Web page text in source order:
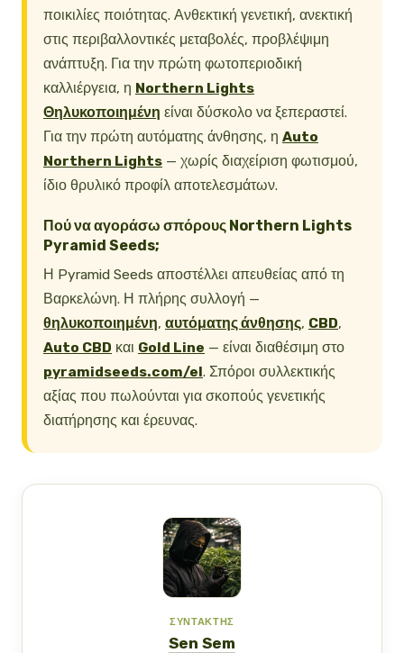
ποικιλίες ποιότητας. Ανθεκτική γενετική, ανεκτική
στις περιβαλλοντικές μεταβολές, προβλέψιμη
ανάπτυξη. Για την πρώτη φωτοπεριοδική
καλλιέργεια, η Northern Lights
Θηλυκοποιημένη είναι δύσκολο να ξεπεραστεί.
Για την πρώτη αυτόματης άνθησης, η Auto
Northern Lights — χωρίς διαχείριση φωτισμού,
ίδιο θρυλικό προφίλ αποτελεσμάτων.
Πού να αγοράσω σπόρους Northern Lights
Pyramid Seeds;
Η Pyramid Seeds αποστέλλει απευθείας από τη
Βαρκελώνη. Η πλήρης συλλογή —
θηλυκοποιημένη, αυτόματης άνθησης, CBD,
Auto CBD και Gold Line — είναι διαθέσιμη στο
pyramidseeds.com/el. Σπόροι συλλεκτικής
αξίας που πωλούνται για σκοπούς γενετικής
διατήρησης και έρευνας.
ΣΥΝΤΆΚΤΗΣ
Sen Sem